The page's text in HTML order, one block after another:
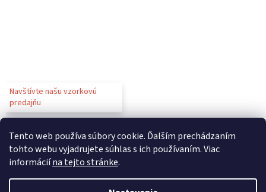
Tento web používa súbory cookie. Ďalším prechádzaním
tohto webu vyjadrujete súhlas s ich používaním. Viac
informáciína tejto stránke.
Navštívte našu vzorkovú
predajňu